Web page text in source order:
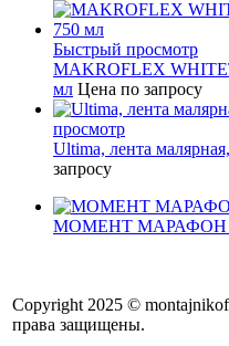
Быстрый просмотр
MAKROFLEX
мл Цена по запросу
просмотр
Ultima, лента
запросу
МОМЕНТ МАРАФОН
Copyright 2025 ©
права защищены.